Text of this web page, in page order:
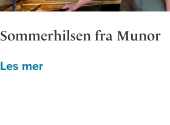
Sommerhilsen fra Munor
Les mer